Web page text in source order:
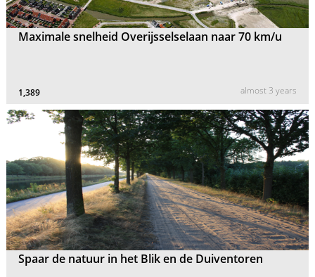
Maximale snelheid Overijsselselaan naar 70 km/u
1,389 almost 3 years
Spaar de natuur in het Blik en de Duiventoren